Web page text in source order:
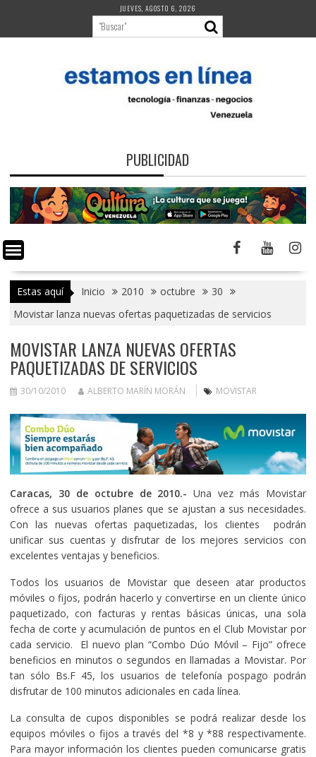
contenido
JUEVES, AGOSTO 6, 2026
PUBLICIDAD
Estas aquí Inicio 2010 octubre
30
Movistar lanza nuevas ofertas paquetizadas de servicios
MOVISTAR LANZA NUEVAS OFERTAS
PAQUETIZADAS DE SERVICIOS
30/10/2010 ALBERTO MARÍN MORÁN MOVISTAR
Caracas, 30 de octubre de 2010.-Una vez más Movistar
ofrece a sus usuarios planes que se ajustan a sus necesidades.
Con las nuevas ofertas paquetizadas, los clientes podrán
unificar sus cuentas y disfrutar de los mejores servicios con
excelentes ventajas y beneficios.
Todos los usuarios de Movistar que deseen atar productos
móviles o fijos, podrán hacerlo y convertirse en un cliente único
paquetizado, con facturas y rentas básicas únicas, una sola
fecha de corte y acumulación de puntos en el Club Movistar por
cada servicio. El nuevo plan “Combo Dúo Móvil – Fijo” ofrece
beneficios en minutos o segundos en llamadas a Movistar. Por
tan sólo Bs.F 45, los usuarios de telefonía pospago podrán
disfrutar de 100 minutos adicionales en cada línea.
La consulta de cupos disponibles se podrá realizar desde los
equipos móviles o fijos a través del *8 y *88 respectivamente.
Para mayor información los clientes pueden comunicarse gratis